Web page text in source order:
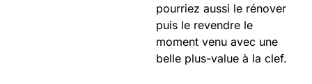
pourriez aussi le rénover
puis le revendre le
moment venu avec une
belle plus-value à la clef.